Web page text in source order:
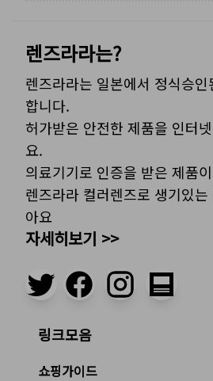
렌즈라라는?
렌즈라라는 일본에서 정식승
합니다.
허가받은 안전한 제품을 인터
요.
의료기기로 인증을 받은 제품
렌즈라라 컬러렌즈로 생기있
아요
자세히보기 >>
링크모음
쇼핑가이드